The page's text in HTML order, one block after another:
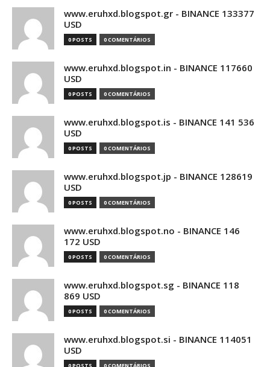
www.eruhxd.blogspot.gr - BINANCE 133377
USD
0 POSTS 0 COMENTÁRIOS
www.eruhxd.blogspot.in - BINANCE 117660
USD
0 POSTS 0 COMENTÁRIOS
www.eruhxd.blogspot.is - BINANCE 141 536
USD
0 POSTS 0 COMENTÁRIOS
www.eruhxd.blogspot.jp - BINANCE 128619
USD
0 POSTS 0 COMENTÁRIOS
www.eruhxd.blogspot.no - BINANCE 146
172 USD
0 POSTS 0 COMENTÁRIOS
www.eruhxd.blogspot.sg - BINANCE 118
869 USD
0 POSTS 0 COMENTÁRIOS
www.eruhxd.blogspot.si - BINANCE 114051
USD